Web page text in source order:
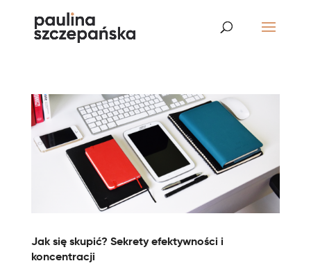
Jak się skupić? Sekrety efektywności i
koncentracji